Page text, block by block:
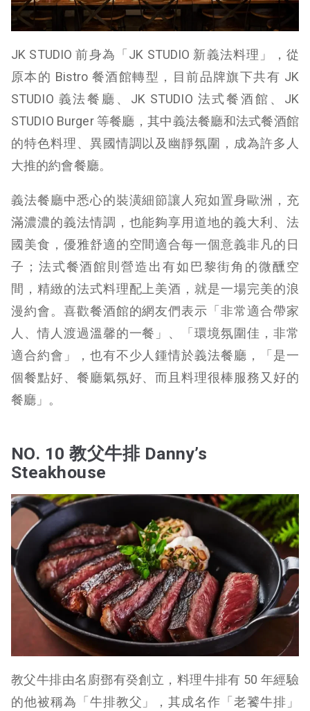
JK STUDIO 前身為「JK STUDIO 新義法料理」，從
原本的 Bistro 餐酒館轉型，目前品牌旗下共有 JK
STUDIO 義法餐廳、JK STUDIO 法式餐酒館、JK
STUDIO Burger 等餐廳，其中義法餐廳和法式餐酒館
的特色料理、異國情調以及幽靜氛圍，成為許多人
大推的約會餐廳。
義法餐廳中悉心的裝潢細節讓人宛如置身歐洲，充
滿濃濃的義法情調，也能夠享用道地的義大利、法
國美食，優雅舒適的空間適合每一個意義非凡的日
子；法式餐酒館則營造出有如巴黎街角的微醺空
間，精緻的法式料理配上美酒，就是一場完美的浪
漫約會。喜歡餐酒館的網友們表示「非常適合帶家
人、情人渡過溫馨的一餐」、「環境氛圍佳，非常
適合約會」，也有不少人鍾情於義法餐廳，「是一
個餐點好、餐廳氣氛好、而且料理很棒服務又好的
餐廳」。
NO. 10 教父牛排 Danny’s
Steakhouse
教父牛排由名廚鄧有癸創立，料理牛排有 50 年經驗
的他被稱為「牛排教父」，其成名作「老饕牛排」